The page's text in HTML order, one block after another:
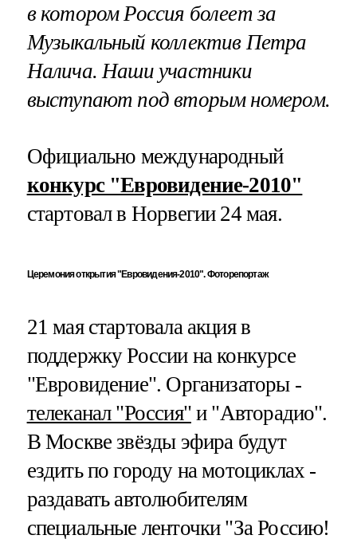
в котором Россия болеет за
Музыкальный коллектив Петра
Налича. Наши участники
выступают под вторым номером.
Официально международный
конкурс "Евровидение-2010"
стартовал в Норвегии 24 мая.
Церемония открытия "Евровидения-2010". Фоторепортаж
21 мая стартовала акция в
поддержку России на конкурсе
"Евровидение". Организаторы -
телеканал "Россия"и "Авторадио".
В Москве звёзды эфира будут
ездить по городу на мотоциклах -
раздавать автолюбителям
специальные ленточки "За Россию!